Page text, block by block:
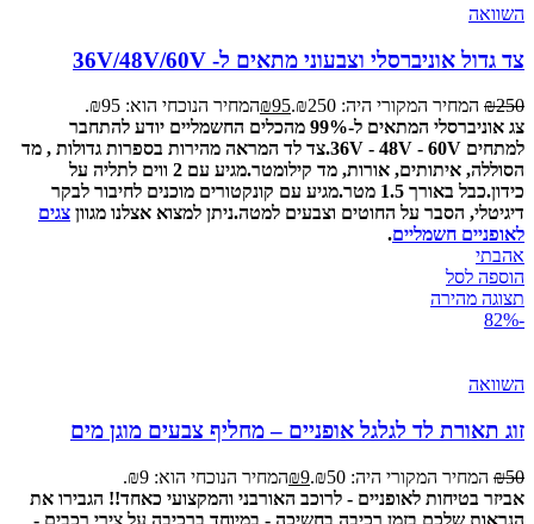
השוואה
צד גדול אוניברסלי וצבעוני מתאים ל- 36V/48V/60V
₪250 המחיר המקורי היה: ₪250. ₪95
המחיר הנוכחי הוא: ₪95.
צג אוניברסלי המתאים ל-99% מהכלים החשמליים יודע להתחבר
למתחים 36V - 48V - 60V.
צד לד המראה מהירות בספרות גדולות , מד
הסוללה, איתותים, אורות, מד קילומטר.
מגיע עם 2 ווים לתליה על
כידון.כבל באורך 1.5 מטר.
מגיע עם קונקטורים מוכנים לחיבור לבקר
דיגיטלי, הסבר על החוטים וצבעים למטה.ניתן למצוא אצלנו מגוון צגים
לאופניים חשמליים.
אהבתי
הוספה לסל
תצוגה מהירה
-82%
השוואה
זוג תאורת לד לגלגל אופניים – מחליף צבעים מוגן מים
₪50 המחיר המקורי היה: ₪50. ₪9
המחיר הנוכחי הוא: ₪9.
אביזר בטיחות לאופניים - לרוכב האורבני והמקצועי כאחד!! הגבירו את
הנראות שלכם בזמן רכיבה בחשיכה - במיוחד ברכיבה על צירי רכבים -